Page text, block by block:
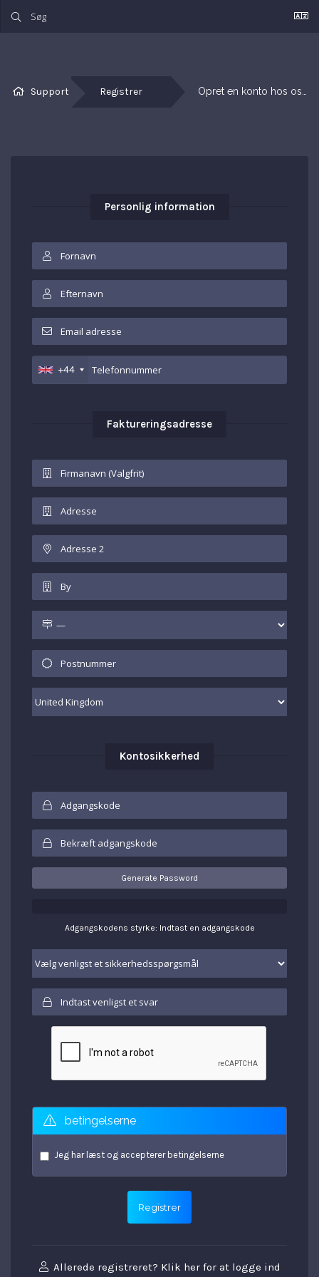
Support Registrer Opret en konto hos os…
Personlig information
+44
Faktureringsadresse
Kontosikkerhed
Generate Password
Adgangskodens styrke: Indtast en adgangskode
betingelserne
Jeg har læst og accepterer betingelserne
Allerede registreret? Klik her for at logge ind